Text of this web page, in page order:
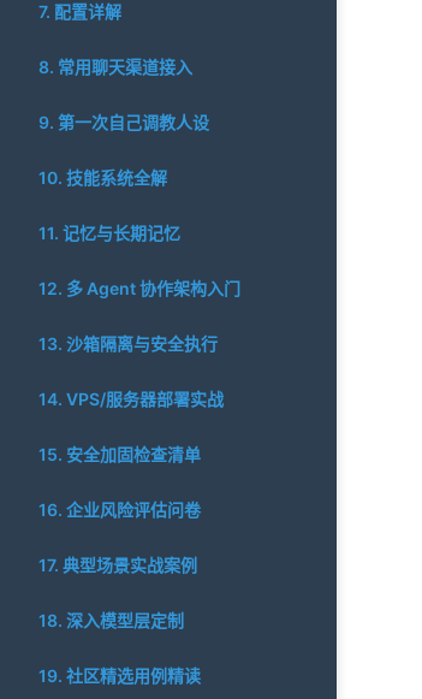
7. 配置详解
8. 常用聊天渠道接入
9. 第一次自己调教人设
10. 技能系统全解
11. 记忆与长期记忆
12. 多 Agent 协作架构入门
13. 沙箱隔离与安全执行
14. VPS/服务器部署实战
15. 安全加固检查清单
16. 企业风险评估问卷
17. 典型场景实战案例
18. 深入模型层定制
19. 社区精选用例精读